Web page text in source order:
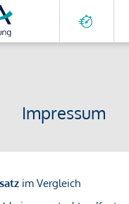
Impressum
im Vergleich